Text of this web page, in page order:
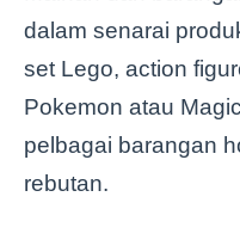
dalam senarai
set Lego, action
Pokemon atau
pelbagai barangan
rebutan.